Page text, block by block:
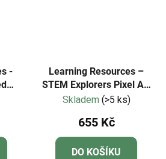
-
Learning Resources –
STEM Explorers Pixel Art
Challenge
Skladem (>5 ks)
655 Kč
DO KOŠÍKU